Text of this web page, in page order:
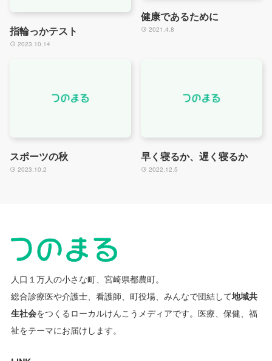
指輪っかテスト
2023.10.14
健康であるために
2021.4.8
スポーツの秋
2023.10.2
早く寝るか、遅く寝るか
2022.12.5
人口１万人の小さな町、宮崎県都農町。
総合診療医や介護士、看護師、町役場、みんなで団結して地域共
生社会をつくるローカルけんこうメディアです。 医療、保健、福
祉をテーマにお届けします。